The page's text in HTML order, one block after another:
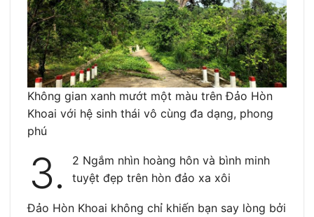
Không gian xanh mướt một màu trên Đảo Hòn
Khoai với hệ sinh thái vô cùng đa dạng, phong
phú
3.
2 Ngắm nhìn hoàng hôn và bình minh
tuyệt đẹp trên hòn đảo xa xôi
Đảo Hòn Khoai không chỉ khiến bạn say lòng bởi